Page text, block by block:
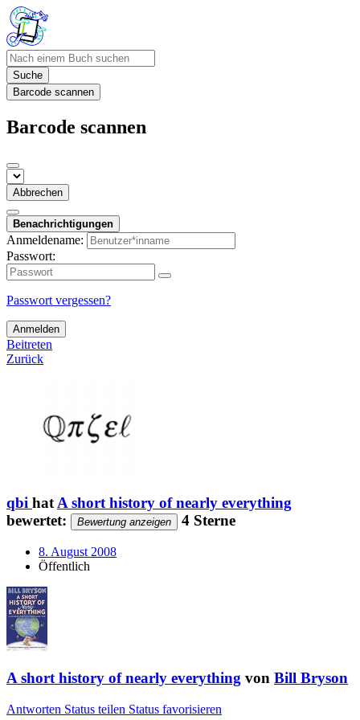
Suche
Barcode scannen
Barcode scannen
Abbrechen
Benachrichtigungen
Anmeldename:
Passwort:
Passwort vergessen?
Anmelden
Beitreten
Zurück
qbi hat A short history of nearly everything
bewertet:
Bewertung anzeigen 4 Sterne
8. August 2008
Öffentlich
A short history of nearly everything von Bill Bryson
Antworten Status teilen Status favorisieren